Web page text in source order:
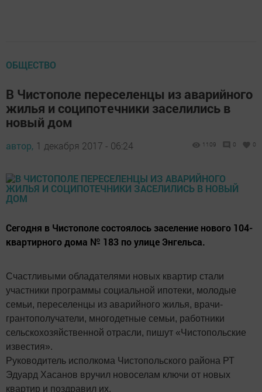
ОБЩЕСТВО
В Чистополе переселенцы из аварийного
жилья и соципотечники заселились в
новый дом
автор, 1 декабря 2017 - 06:24 1109 0 0
Сегодня в Чистополе состоялось заселение нового 104-
квартирного дома № 183 по улице Энгельса.
Счастливыми обладателями новых квартир стали
участники программы социальной ипотеки, молодые
семьи, переселенцы из аварийного жилья, врачи-
грантополучатели, многодетные семьи, работники
сельскохозяйственной отрасли, пишут «Чистопольские
известия».
Руководитель исполкома Чистопольского района РТ
Эдуард Хасанов вручил новоселам ключи от новых
квартир и поздравил их.